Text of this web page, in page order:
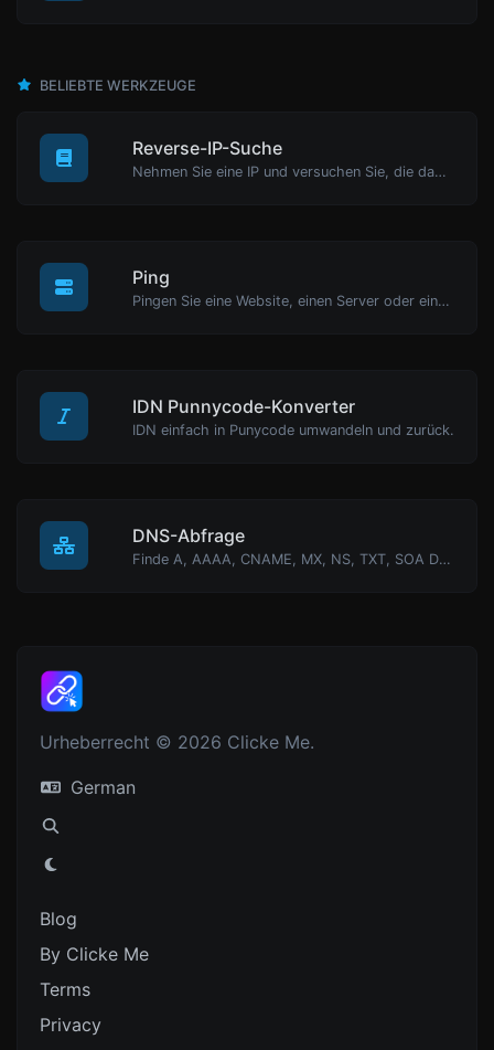
BELIEBTE WERKZEUGE
Reverse-IP-Suche
Nehmen Sie eine IP und versuchen Sie, die damit verbundene Domain/Host zu finden.
Ping
Pingen Sie eine Website, einen Server oder einen Port.
IDN Punnycode-Konverter
IDN einfach in Punycode umwandeln und zurück.
DNS-Abfrage
Finde A, AAAA, CNAME, MX, NS, TXT, SOA DNS-Einträge eines Hosts.
Urheberrecht © 2026 Clicke Me.
German
Blog
By Clicke Me
Terms
Privacy